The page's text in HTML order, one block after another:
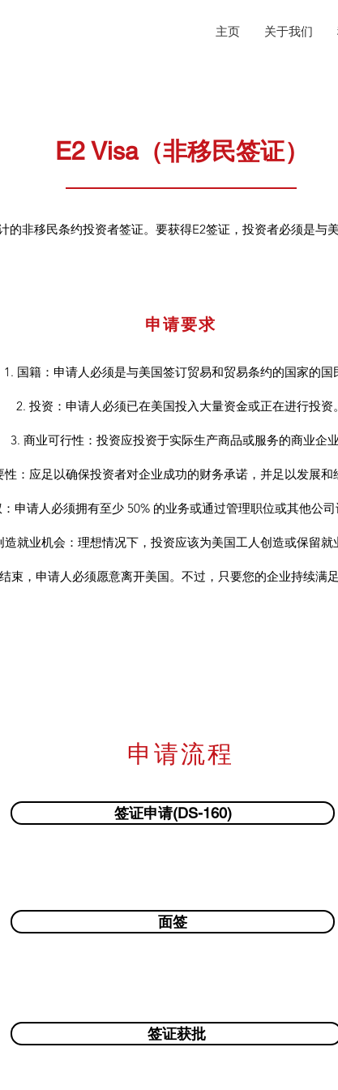
主页 关于我们
E2 Visa（非移民签证）
的非移民条约投资者签证。要获得E2签证，投资者必须是与
申请要求
1. 国籍：申请人必须是与美国签订贸易和贸易条约的国家的国
2. 投资：申请人必须已在美国投入大量资金或正在进行投资。
3. 商业可行性：投资应投资于实际生产商品或服务的商业企业
性：应足以确保投资者对企业成功的财务承诺，并足以发展和
申请人必须拥有至少 50% 的业务或通过管理职位或其他公司
造就业机会：理想情况下，投资应该为美国工人创造或保留就
束，申请人必须愿意离开美国。不过，只要您的企业持续满
申请流程
签证申请(DS-160)
面签
签证获批